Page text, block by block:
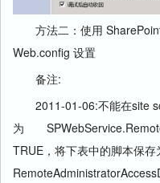
方法二：使用
Web.config 设置
备注:
2011-01-06:不能在site
为
TRUE，将下表中的脚本保存